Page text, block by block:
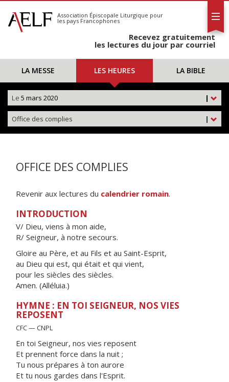
S'abonner
Calendrier
Association Épiscopale Liturgique pour
les pays Francophones
Recevez gratuitement
les lectures du jour par courriel
LA MESSE LES HEURES LA BIBLE
|
Le 5 mars 2020
|
Office des complies
OFFICE DES COMPLIES
Revenir aux lectures du calendrier romain.
INTRODUCTION
V/ Dieu, viens à mon aide,
R/ Seigneur, à notre secours.
Gloire au Père, et au Fils et au Saint-Esprit,
au Dieu qui est, qui était et qui vient,
pour les siècles des siècles.
Amen. (Alléluia.)
HYMNE : EN TOI SEIGNEUR, NOS VIES
REPOSENT
CFC — CNPL
En toi Seigneur, nos vies reposent
Et prennent force dans la nuit ;
Tu nous prépares à ton aurore
Et tu nous gardes dans l'Esprit.